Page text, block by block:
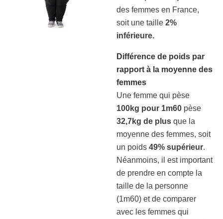
des femmes en France,
soit une taille 2%
inférieure.
Différence de poids par
rapport à la moyenne des
femmes
Une femme qui pèse
100kg pour 1m60 pèse
32,7kg de plus que la
moyenne des femmes, soit
un poids 49% supérieur.
Néanmoins, il est important
de prendre en compte la
taille de la personne
(1m60) et de comparer
avec les femmes qui